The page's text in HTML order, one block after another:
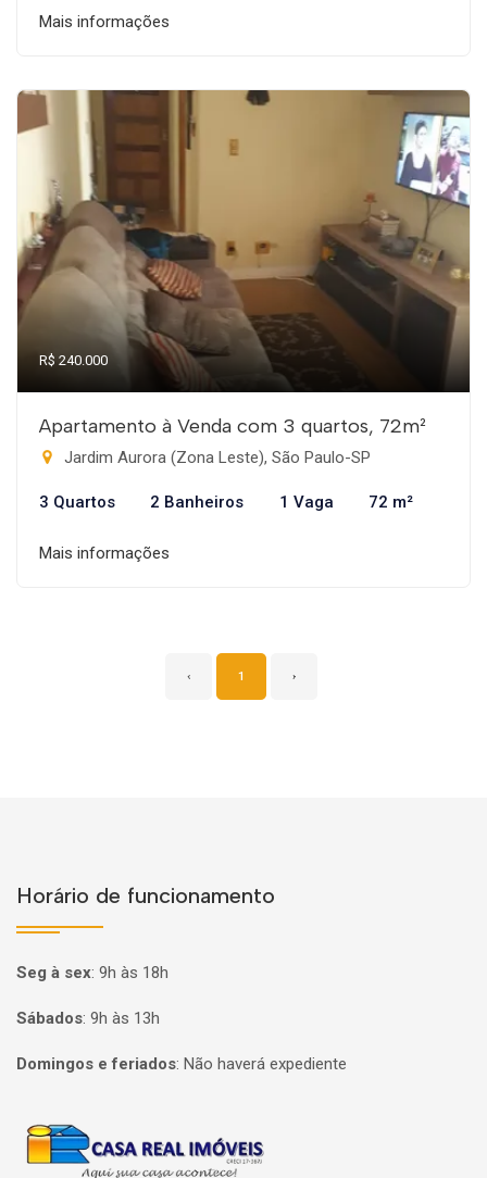
Mais informações
R$ 240.000
Apartamento à Venda com 3 quartos, 72m²
Jardim Aurora (Zona Leste), São Paulo-SP
3 Quartos 2 Banheiros 1 Vaga 72 m²
Mais informações
‹ 1 ›
Horário de funcionamento
Seg à sex: 9h às 18h
Sábados: 9h às 13h
Domingos e feriados: Não haverá expediente
Página inicial